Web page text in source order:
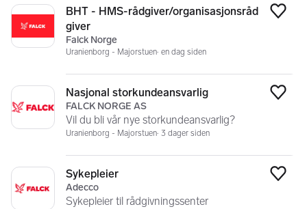
BHT - HMS-rådgiver/organisasjonsråd
giver
Falck Norge
Uranienborg - Majorstuen en dag siden
Nasjonal storkundeansvarlig
FALCK NORGE AS
Vil du bli vår nye storkundeansvarlig?
Uranienborg - Majorstuen 3 dager siden
Sykepleier
Adecco
Sykepleier til rådgivningssenter